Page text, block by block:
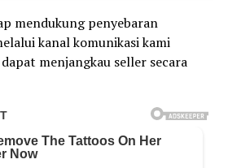
mendukung penyebaran
kanal komunikasi kami
menjangkau seller secara